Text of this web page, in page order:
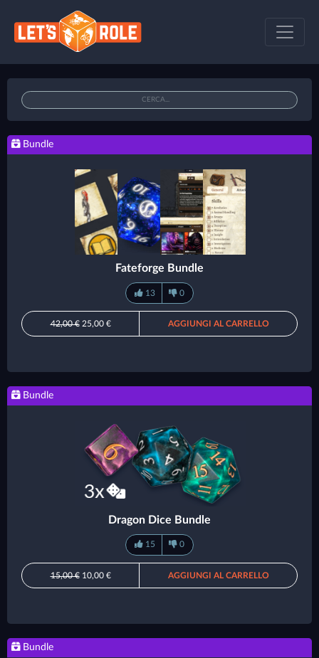
Bundle
Fateforge Bundle
13 0
42,00 €25,00 € AGGIUNGI AL CARRELLO
Bundle
Dragon Dice Bundle
15 0
15,00 €10,00 € AGGIUNGI AL CARRELLO
Bundle